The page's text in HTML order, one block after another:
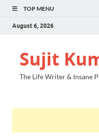
TOP MENU
August 6, 2026
Sujit
The Life Writer & Insane